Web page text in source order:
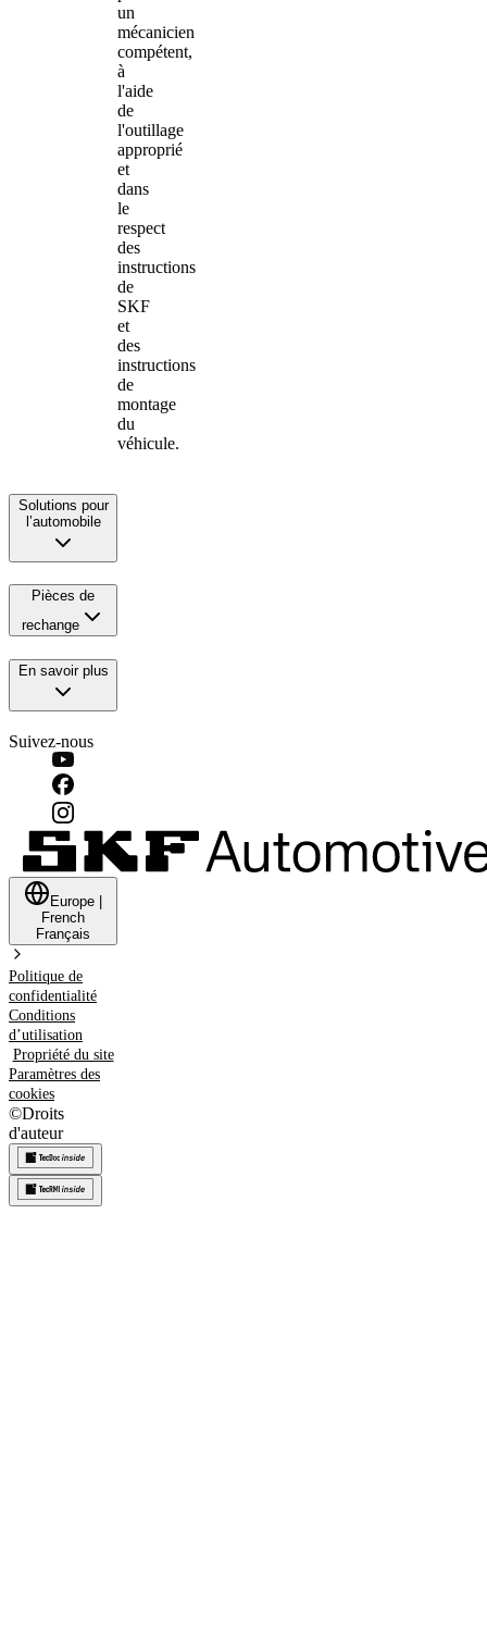
un
mécanicien
compétent,
à
l'aide
de
l'outillage
approprié
et
dans
le
respect
des
instructions
de
SKF
et
des
instructions
de
montage
du
véhicule.
Solutions pour
l’automobile
Pièces de
rechange
En savoir plus
Suivez-nous
Europe
French
Français
Politique de
confidentialité
Conditions
d’utilisation
Propriété du site
Paramètres des
cookies
©Droits
d'auteur